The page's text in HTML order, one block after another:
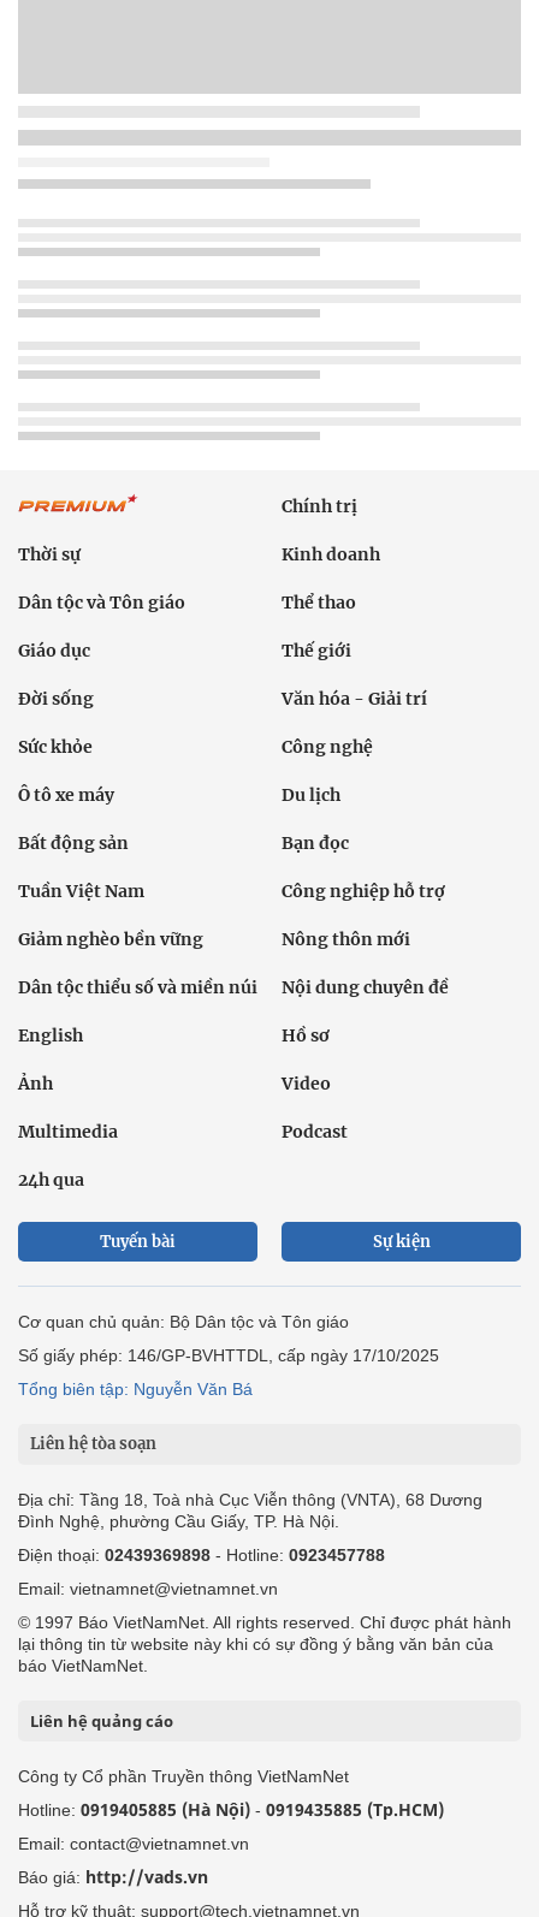
Chính trị
Thời sự Kinh doanh
Dân tộc và Tôn giáo Thể thao
Giáo dục Thế giới
Đời sống Văn hóa - Giải trí
Sức khỏe Công nghệ
Ô tô xe máy Du lịch
Bất động sản Bạn đọc
Tuần Việt Nam Công nghiệp hỗ trợ
Giảm nghèo bền vững Nông thôn mới
Dân tộc thiểu số và miền núi Nội dung chuyên đề
English Hồ sơ
Ảnh Video
Multimedia Podcast
24h qua
Tuyến bài Sự kiện
Cơ quan chủ quản: Bộ Dân tộc và Tôn giáo
Số giấy phép: 146/GP-BVHTTDL, cấp ngày 17/10/2025
Tổng biên tập: Nguyễn Văn Bá
Liên hệ tòa soạn
Địa chỉ: Tầng 18, Toà nhà Cục Viễn thông (VNTA), 68 Dương
Đình Nghệ, phường Cầu Giấy, TP. Hà Nội.
Điện thoại: 02439369898 - Hotline: 0923457788
Email: vietnamnet@vietnamnet.vn
© 1997 Báo VietNamNet. All rights reserved. Chỉ được phát hành
lại thông tin từ website này khi có sự đồng ý bằng văn bản của
báo VietNamNet.
Liên hệ quảng cáo
Công ty Cổ phần Truyền thông VietNamNet
Hotline: 0919405885 (Hà Nội) - 0919435885 (Tp.HCM)
Email: contact@vietnamnet.vn
Báo giá: http://vads.vn
Hỗ trợ kỹ thuật: support@tech.vietnamnet.vn